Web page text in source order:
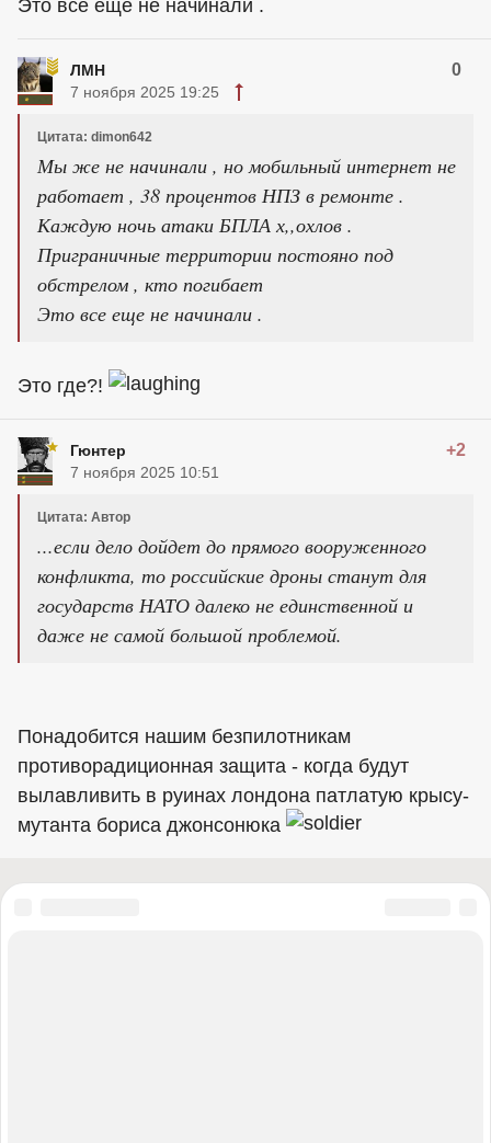
Это все еще не начинали .
ЛМН 0
7 ноября 2025 19:25
Цитата: dimon642
Мы же не начинали , но мобильный интернет не
работает , 38 процентов НПЗ в ремонте .
Каждую ночь атаки БПЛА х,,охлов .
Приграничные территории постояно под
обстрелом , кто погибает
Это все еще не начинали .
Это где?!
Гюнтер +2
7 ноября 2025 10:51
Цитата: Автор
...если дело дойдет до прямого вооруженного
конфликта, то российские дроны станут для
государств НАТО далеко не единственной и
даже не самой большой проблемой.
Понадобится нашим безпилотникам
противорадиционная защита - когда будут
вылавливить в руинах лондона патлатую крысу-
мутанта бориса джонсонюка